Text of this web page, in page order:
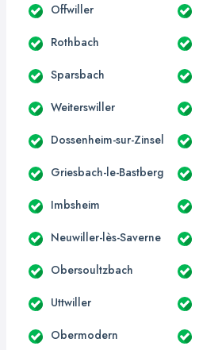
Offwiller
Rothbach
Sparsbach
Weiterswiller
Dossenheim-sur-Zinsel
Griesbach-le-Bastberg
Imbsheim
Neuwiller-lès-Saverne
Obersoultzbach
Uttwiller
Obermodern